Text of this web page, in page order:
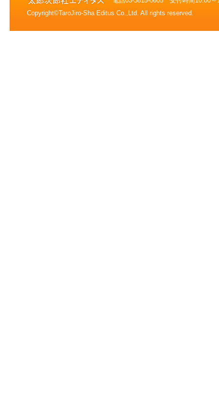
Copyright©TaroJiro-Sha Editus Co.,Ltd. All rights reserved.